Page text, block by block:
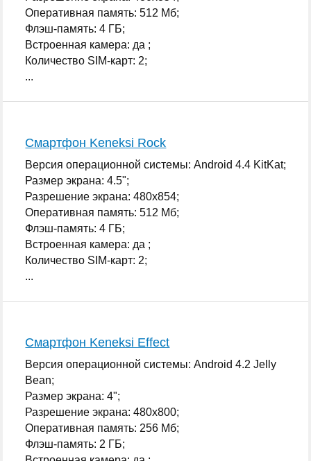
Оперативная память: 512 Мб;
Флэш-память: 4 ГБ;
Встроенная камера: да ;
Количество SIM-карт: 2;
...
Смартфон Keneksi Rock
Версия операционной системы: Android 4.4 KitKat;
Размер экрана: 4.5";
Разрешение экрана: 480x854;
Оперативная память: 512 Мб;
Флэш-память: 4 ГБ;
Встроенная камера: да ;
Количество SIM-карт: 2;
...
Смартфон Keneksi Effect
Версия операционной системы: Android 4.2 Jelly
Bean;
Размер экрана: 4";
Разрешение экрана: 480x800;
Оперативная память: 256 Мб;
Флэш-память: 2 ГБ;